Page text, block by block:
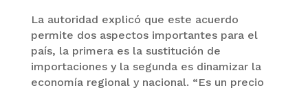
La autoridad explicó que este acuerdo
permite dos aspectos importantes para el
país, la primera es la sustitución de
importaciones y la segunda es dinamizar la
economía regional y nacional. “Es un precio